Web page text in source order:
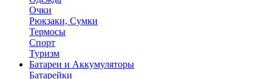
Очки
Рюкзаки, Сумки
Термосы
Спорт
Туризм
Батареи и Аккумуляторы
Батарейки